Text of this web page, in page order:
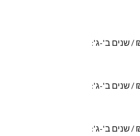
א': 41,900 ₪ / שנים ב'-ג':
א': 37,900 ₪ / שנים ב'-ג':
א': 39,900 ₪ / שנים ב'-ג':